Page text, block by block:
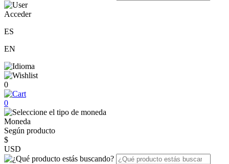
Acceder
ES
EN
0
0
Moneda
Según producto
$
USD